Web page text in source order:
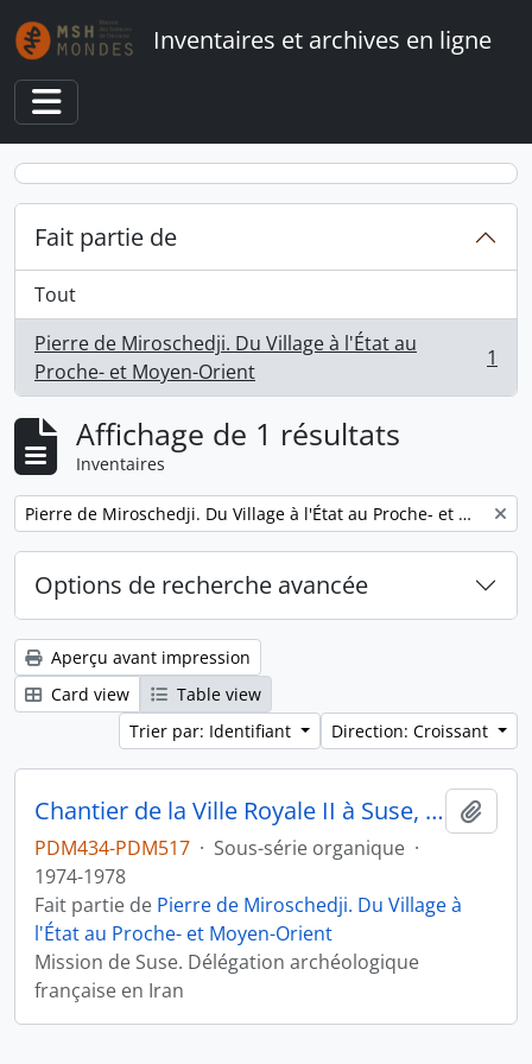
Skip to main content
Inventaires et archives en ligne
Toggle navigation
Fait partie de
Tout
Pierre de Miroschedji. Du Village à l'État au
Proche- et Moyen-Orient
, 1 résultats 1
Affichage de 1 résultats
Inventaires
Remove filter: Pierre de Miroschedji. Du Village à l'État au Proche- et Moyen-Orient
Options de recherche avancée
Aperçu avant impression
Card view
Table view
Trier par: Identifiant
Direction: Croissant
Chantier de la Ville Royale II à Suse, Iran
PDM434-PDM517 · Sous-série organique ·
1974-1978
Fait partie de Pierre de Miroschedji. Du Village à
l'État au Proche- et Moyen-Orient
Mission de Suse. Délégation archéologique
française en Iran